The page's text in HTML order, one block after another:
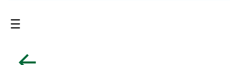
Contenido principal